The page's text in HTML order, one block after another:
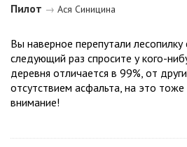
Пилот → Ася Синицина
Вы наверное перепутали
следующий раз спросите у кого-
деревня отличается в 99%, от
отсутствием асфальта, на это
внимание!